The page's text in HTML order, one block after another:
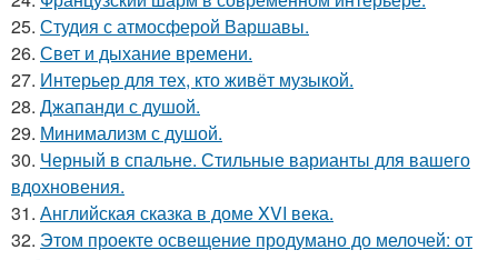
25. Студия с атмосферой Варшавы.
26. Свет и дыхание времени.
27. Интерьер для тех, кто живёт музыкой.
28. Джапанди с душой.
29. Минимализм с душой.
30. Черный в спальне. Стильные варианты для вашего
вдохновения.
31. Английская сказка в доме XVI века.
32. Этом проекте освещение продумано до мелочей: от